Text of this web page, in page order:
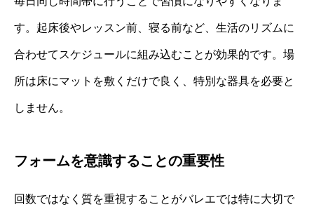
す。起床後やレッスン前、寝る前など、生活のリズムに
合わせてスケジュールに組み込むことが効果的です。場
所は床にマットを敷くだけで良く、特別な器具を必要と
しません。
フォームを意識することの重要性
回数ではなく質を重視することがバレエでは特に大切で